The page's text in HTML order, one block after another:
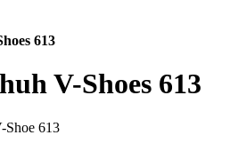
613
V-Shoes 613